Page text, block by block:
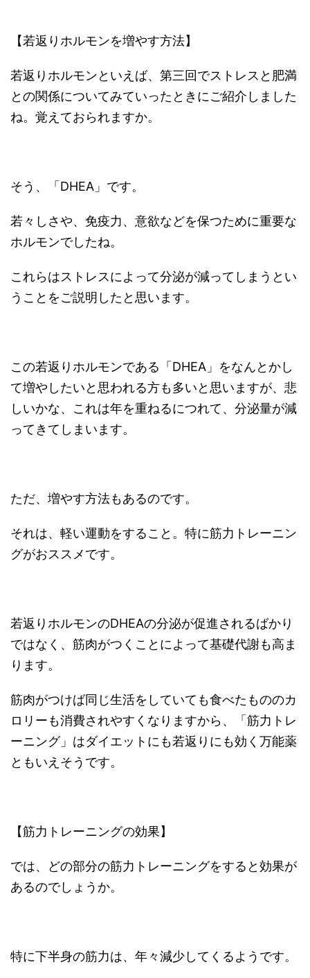
【若返りホルモンを増やす方法】
若返りホルモンといえば、第三回でストレスと肥満
との関係についてみていったときにご紹介しました
ね。覚えておられますか。
そう、「DHEA」です。
若々しさや、免疫力、意欲などを保つために重要な
ホルモンでしたね。
これらはストレスによって分泌が減ってしまうとい
うことをご説明したと思います。
この若返りホルモンである「DHEA」をなんとかし
て増やしたいと思われる方も多いと思いますが、悲
しいかな、これは年を重ねるにつれて、分泌量が減
ってきてしまいます。
ただ、増やす方法もあるのです。
それは、軽い運動をすること。特に筋力トレーニン
グがおススメです。
若返りホルモンのDHEAの分泌が促進されるばかり
ではなく、筋肉がつくことによって基礎代謝も高ま
ります。
筋肉がつけば同じ生活をしていても食べたもののカ
ロリーも消費されやすくなりますから、「筋力トレ
ーニング」はダイエットにも若返りにも効く万能薬
ともいえそうです。
【筋力トレーニングの効果】
では、どの部分の筋力トレーニングをすると効果が
あるのでしょうか。
特に下半身の筋力は、年々減少してくるようです。